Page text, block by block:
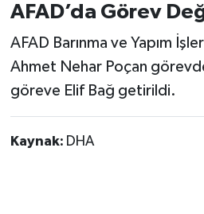
AFAD’da Görev
AFAD Barınma ve Yapım
Ahmet Nehar Poçan
göreve Elif Bağ getirildi.
Kaynak: DHA